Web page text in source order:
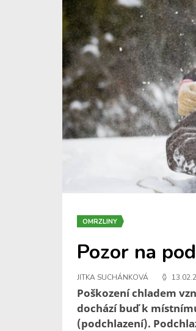
OMRZLINY
Pozor na
JITKA SUCHÁNKOVÁ
Poškození chladem
dochází buď k
(podchlazení).